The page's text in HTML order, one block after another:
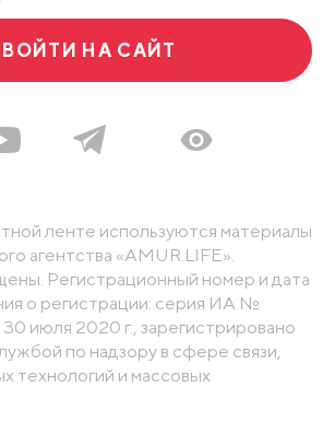
ВОЙТИ НА САЙТ
ленте используются материалы
агентства «AMUR.LIFE».
Регистрационный номер и дата
о регистрации: серия ИА №
июля 2020 г., зарегистрировано
по надзору в сфере связи,
технологий и массовых